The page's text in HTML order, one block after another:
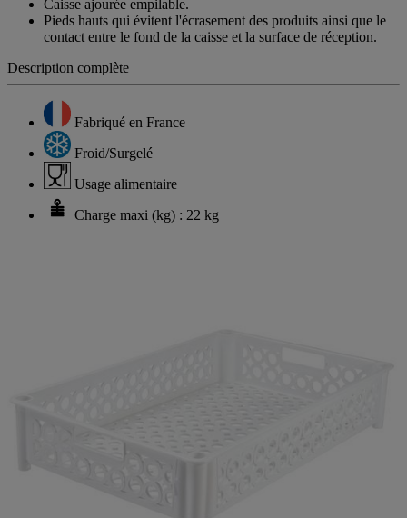
Caisse ajourée empilable.
Pieds hauts qui évitent l'écrasement des produits ainsi que le
Description complète